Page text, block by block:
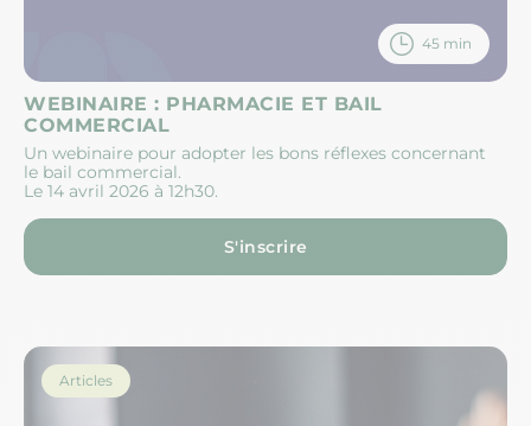
45 min
WEBINAIRE : PHARMACIE ET BAIL
COMMERCIAL
Un webinaire pour adopter les bons réflexes concernant
le bail commercial.
Le 14 avril 2026 à 12h30.
S'inscrire
Articles